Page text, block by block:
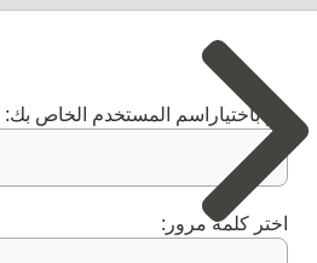
قم باختياراسم المستخدم الخاص بك:
اختر كلمة مرور: